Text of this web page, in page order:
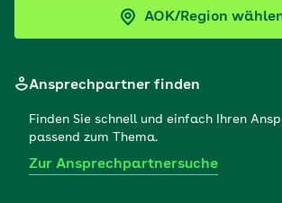
AOK/Region
Ansprechpartner finden
Finden Sie schnell und einfach Ihren
passend zum Thema.
Zur Ansprechpartnersuche